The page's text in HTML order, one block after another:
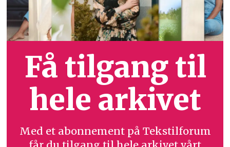
Få tilgang til
hele arkivet
Med et abonnement på Tekstilforum